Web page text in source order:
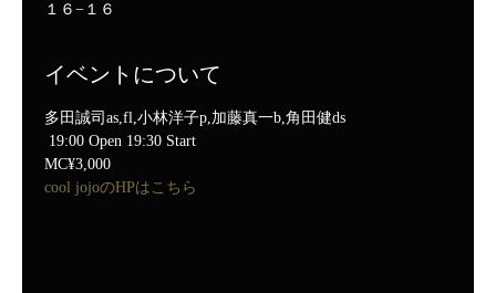
１６−１６
イベントについて
多田誠司as,fl,小林洋子p,加藤真一b,角田健ds
19:00 Open 19:30 Start
MC¥3,000
cool jojoのHPはこちら